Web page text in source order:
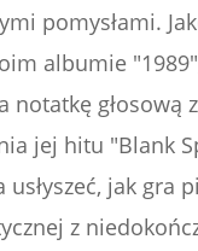
pomysłami.
albumie
notatkę głosową
jej hitu "Blank
jak gra
z